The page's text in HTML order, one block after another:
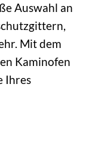
Auswahl an
Mit dem
Kaminofen
Ihres